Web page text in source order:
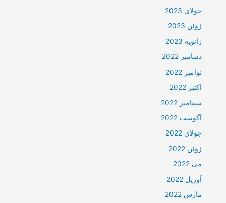
جولای 2023
ژوئن 2023
ژانویه 2023
دسامبر 2022
نوامبر 2022
اکتبر 2022
سپتامبر 2022
آگوست 2022
جولای 2022
ژوئن 2022
می 2022
آوریل 2022
مارس 2022